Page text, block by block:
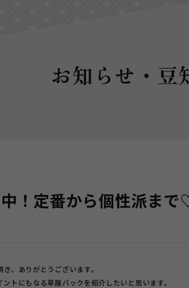
お知らせ・豆
！定番から個性派ま
、ありがとうございます。
トにもなる草履バックを紹介したいと思います。